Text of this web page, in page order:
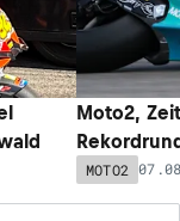
Moto2,
MOTO2